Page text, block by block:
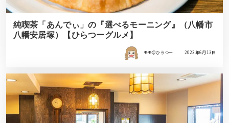
純喫茶「あんでぃ」の『選べるモーニング』（八幡市
八幡安居塚）【ひらつーグルメ】
モモ＠ひらつー 2023年6月13日